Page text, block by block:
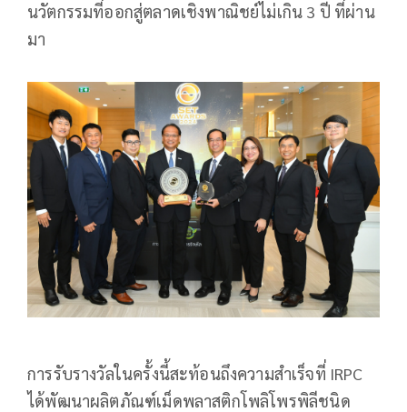
นวัตกรรมที่ออกสู่ตลาดเชิงพาณิชย์ไม่เกิน 3 ปี ที่ผ่าน
มา
การรับรางวัลในครั้งนี้สะท้อนถึงความสำเร็จที่ IRPC
ได้พัฒนาผลิตภัณฑ์เม็ดพลาสติกโพลิโพรพิลีชนิด